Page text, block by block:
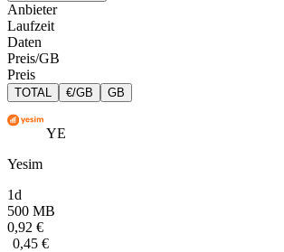
Anbieter
Laufzeit
Daten
Preis/GB
Preis
TOTAL €/GB GB
YE
Yesim
1d
500 MB
0,92 €
0,45 €